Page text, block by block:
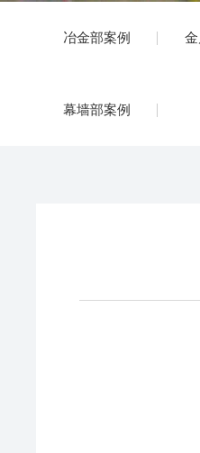
冶金部案例
幕墙部案例